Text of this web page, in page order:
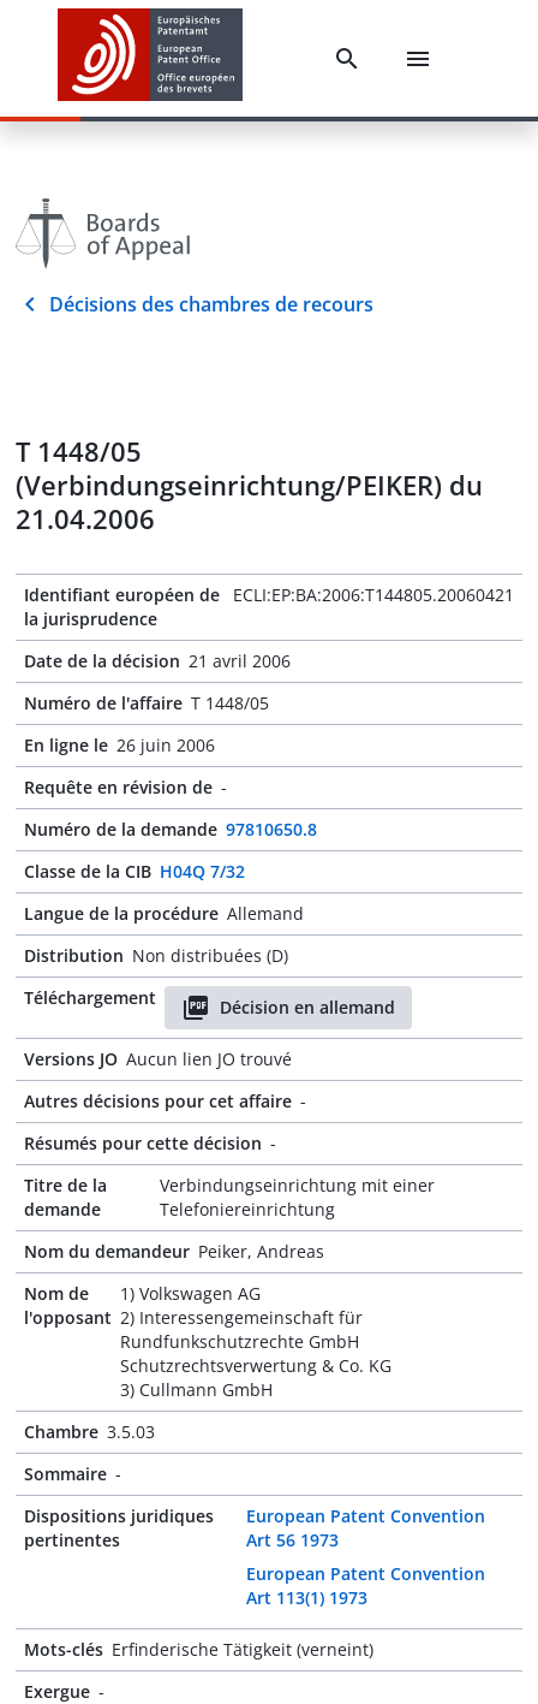
Décisions des chambres de recours
T 1448/05
(Verbindungseinrichtung/PEIKER) du
21.04.2006
Identifiant européen de
la jurisprudence
ECLI:EP:BA:2006:T144805.20060421
Date de la décision 21 avril 2006
Numéro de l'affaire T 1448/05
En ligne le 26 juin 2006
Requête en révision de -
Numéro de la demande 97810650.8
Classe de la CIB H04Q 7/32
Langue de la procédure Allemand
Distribution Non distribuées (D)
Téléchargement
Décision en allemand
Versions JO Aucun lien JO trouvé
Autres décisions pour cet affaire -
Résumés pour cette décision -
Titre de la
demande
Verbindungseinrichtung mit einer
Telefoniereinrichtung
Nom du demandeur Peiker, Andreas
Nom de
l'opposant
1) Volkswagen AG
2) Interessengemeinschaft für
Rundfunkschutzrechte GmbH
Schutzrechtsverwertung & Co. KG
3) Cullmann GmbH
Chambre 3.5.03
Sommaire -
Dispositions juridiques
pertinentes
European Patent Convention
Art 56 1973
European Patent Convention
Art 113(1) 1973
Mots-clés Erfinderische Tätigkeit (verneint)
Exergue -